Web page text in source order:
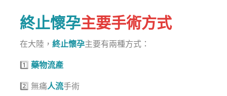
終止懷孕主要手術方式
在大陸，終止懷孕主要有兩種方式：
1️⃣ 藥物流產
2️⃣ 無痛人流手術